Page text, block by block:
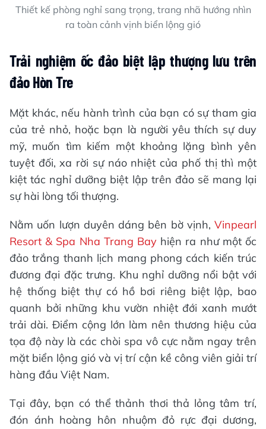
Thiết kế phòng nghỉ sang trọng, trang nhã hướng nhìn
ra toàn cảnh vịnh biển lộng gió
Trải nghiệm ốc đảo biệt lập thượng lưu trên
đảo Hòn Tre
Mặt khác, nếu hành trình của bạn có sự tham gia
của trẻ nhỏ, hoặc bạn là người yêu thích sự duy
mỹ, muốn tìm kiếm một khoảng lặng bình yên
tuyệt đối, xa rời sự náo nhiệt của phố thị thì một
kiệt tác nghỉ dưỡng biệt lập trên đảo sẽ mang lại
sự hài lòng tối thượng.
Nằm uốn lượn duyên dáng bên bờ vịnh, Vinpearl
Resort & Spa Nha Trang Bay hiện ra như một ốc
đảo trắng thanh lịch mang phong cách kiến trúc
đương đại đặc trưng. Khu nghỉ dưỡng nổi bật với
hệ thống biệt thự có hồ bơi riêng biệt lập, bao
quanh bởi những khu vườn nhiệt đới xanh mướt
trải dài. Điểm cộng lớn làm nên thương hiệu của
tọa độ này là các chòi spa vô cực nằm ngay trên
mặt biển lộng gió và vị trí cận kề công viên giải trí
hàng đầu Việt Nam.
Tại đây, bạn có thể thảnh thơi thả lỏng tâm trí,
đón ánh hoàng hôn nhuộm đỏ rực đại dương,